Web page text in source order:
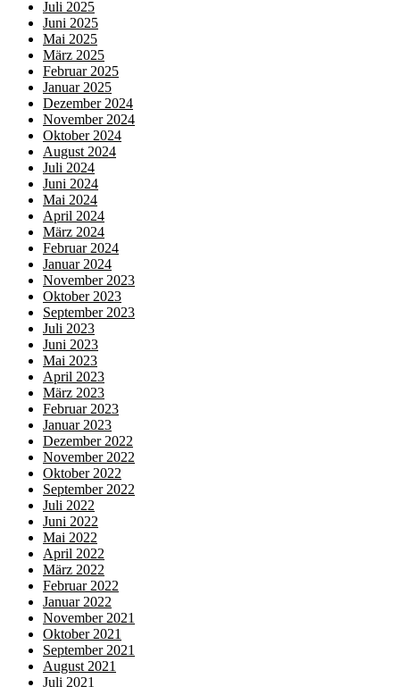
Juli 2025
Juni 2025
Mai 2025
März 2025
Februar 2025
Januar 2025
Dezember 2024
November 2024
Oktober 2024
August 2024
Juli 2024
Juni 2024
Mai 2024
April 2024
März 2024
Februar 2024
Januar 2024
November 2023
Oktober 2023
September 2023
Juli 2023
Juni 2023
Mai 2023
April 2023
März 2023
Februar 2023
Januar 2023
Dezember 2022
November 2022
Oktober 2022
September 2022
Juli 2022
Juni 2022
Mai 2022
April 2022
März 2022
Februar 2022
Januar 2022
November 2021
Oktober 2021
September 2021
August 2021
Juli 2021